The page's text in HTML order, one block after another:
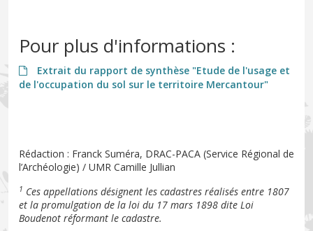
Pour plus d'informations :
Extrait du rapport de synthèse "Etude de l'usage et
de l'occupation du sol sur le territoire Mercantour"
Rédaction : Franck Suméra, DRAC-PACA (Service Régional de
l’Archéologie) / UMR Camille Jullian
1 Ces appellations désignent les cadastres réalisés entre 1807
et la promulgation de la loi du 17 mars 1898 dite Loi
Boudenot réformant le cadastre.